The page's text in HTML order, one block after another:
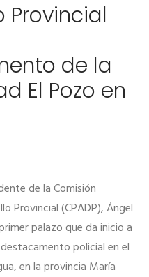
Provincial
de la
El Pozo en
de la Comisión
Provincial (CPADP), Ángel
palazo que da inicio a
policial en el
en la provincia María